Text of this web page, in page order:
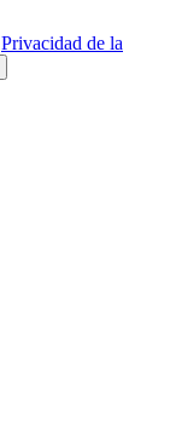
Privacidad de la